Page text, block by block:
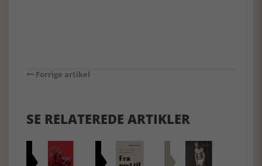
Forrige artikel
SE RELATEREDE ARTIKLER